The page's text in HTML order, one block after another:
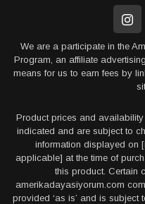
We are a participate in the
Program, an affiliate
means for us to earn fees by
Product prices and
indicated and are subject to
information displayed on
applicable] at the time of
this product. Certain
amerikadayasiyorum.com
provided ‘as is’ and is subject